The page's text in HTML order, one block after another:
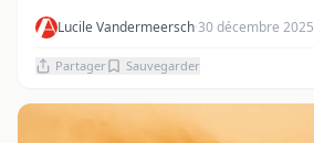
Lucile Vandermeersch·30 décembre 2025
Partager Sauvegarder